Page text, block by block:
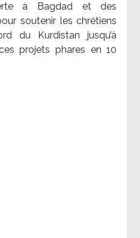
à Bagdad et des
soutenir les chrétiens
du Kurdistan jusqu’à
projets phares en 10